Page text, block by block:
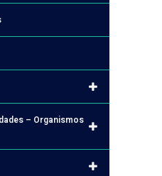
– Organismos